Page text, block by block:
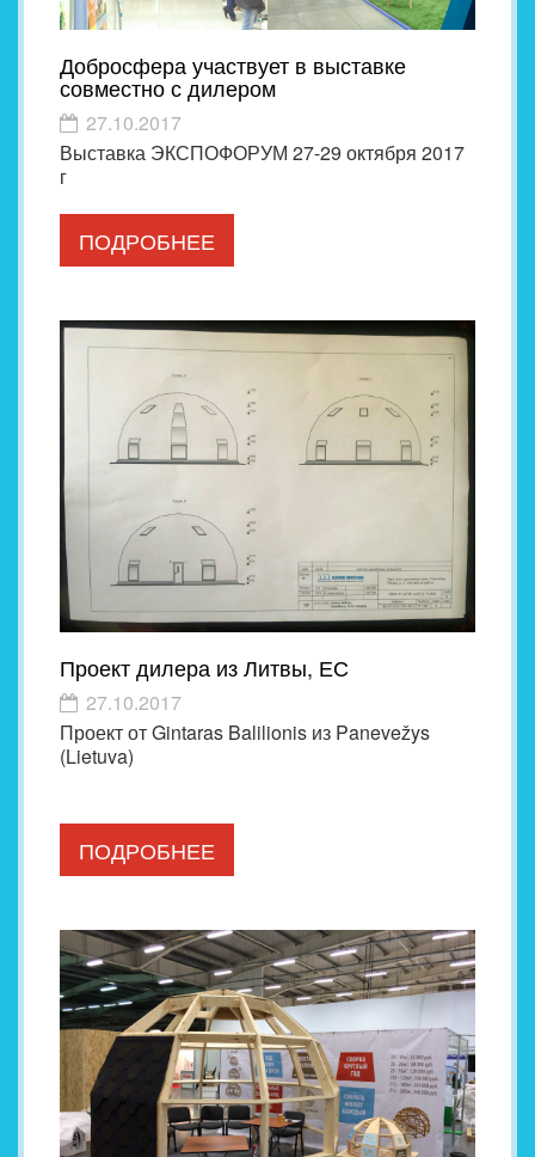
Добросфера участвует в выставке
совместно с дилером
27.10.2017
Выставка ЭКСПОФОРУМ 27-29 октября 2017
г
ПОДРОБНЕЕ
Проект дилера из Литвы, ЕС
27.10.2017
Проект от Gintaras Balilionis из Panevežys
(Lietuva)
ПОДРОБНЕЕ